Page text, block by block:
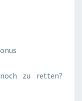
zu retten?